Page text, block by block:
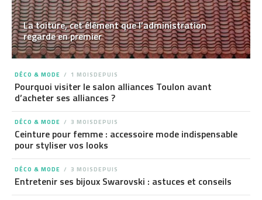
La toiture, cet élément que l’administration
regarde en premier
DÉCO & MODE 1 MOISDEPUIS
Pourquoi visiter le salon alliances Toulon avant
d’acheter ses alliances ?
DÉCO & MODE 3 MOISDEPUIS
Ceinture pour femme : accessoire mode indispensable
pour styliser vos looks
DÉCO & MODE 3 MOISDEPUIS
Entretenir ses bijoux Swarovski : astuces et conseils